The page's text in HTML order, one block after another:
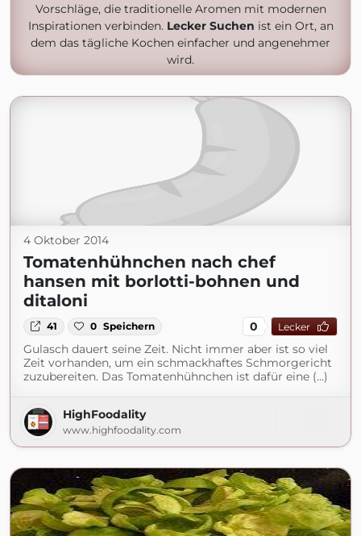
Vorschläge, die traditionelle Aromen mit modernen
Inspirationen verbinden. Lecker Suchen ist ein Ort, an
dem das tägliche Kochen einfacher und angenehmer
wird.
4 Oktober 2014
Tomatenhühnchen nach chef
hansen mit borlotti-bohnen und
ditaloni
41 0 Speichern 0 Lecker
Gulasch dauert seine Zeit. Nicht immer aber ist so viel
Zeit vorhanden, um ein schmackhaftes Schmorgericht
zuzubereiten. Das Tomatenhühnchen ist dafür eine (...)
HighFoodality
www.highfoodality.com